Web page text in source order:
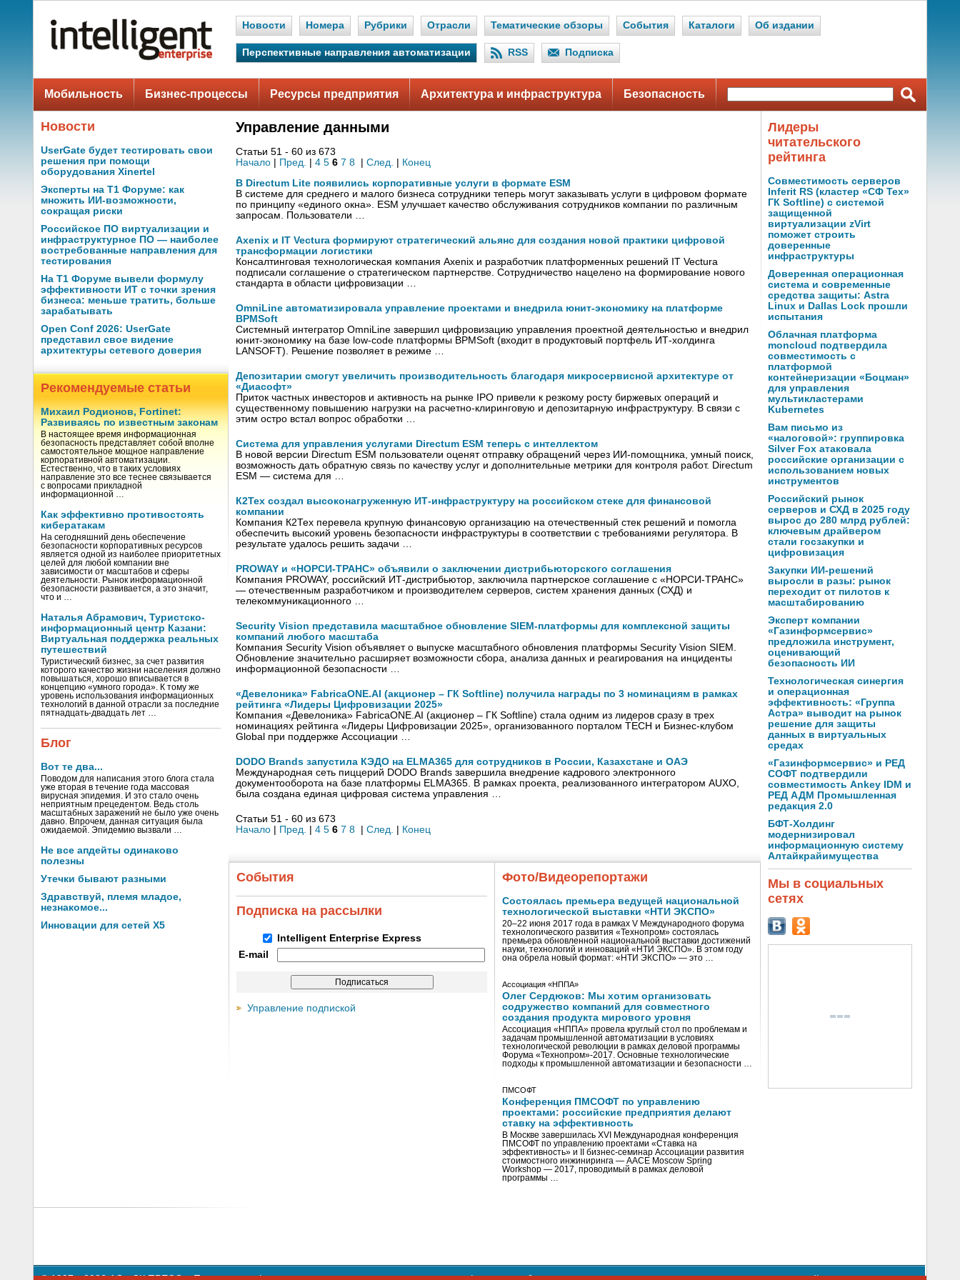
Новости Номера Рубрики Отрасли Тематические обзоры События Каталоги Об издании
Перспективные направления автоматизации RSS Подписка
Мобильность Бизнес-процессы Ресурсы предприятия Архитектура и инфраструктура Безопасность
Новости
UserGate будет тестировать свои
решения при помощи
оборудования Xinertel
Эксперты на Т1 Форуме: как
множить ИИ-возможности,
сокращая риски
Российское ПО виртуализации и
инфраструктурное ПО — наиболее
востребованные направления для
тестирования
На Т1 Форуме вывели формулу
эффективности ИТ с точки зрения
бизнеса: меньше тратить, больше
зарабатывать
Open Conf 2026: UserGate
представил свое видение
архитектуры сетевого доверия
Рекомендуемые статьи
Михаил Родионов, Fortinet:
Развиваясь по известным законам
В настоящее время информационная
безопасность представляет собой вполне
самостоятельное мощное направление
корпоративной автоматизации.
Естественно, что в таких условиях
направление это все теснее связывается
с вопросами прикладной
информационной …
Как эффективно противостоять
кибератакам
На сегодняшний день обеспечение
безопасности корпоративных ресурсов
является одной из наиболее приоритетных
целей для любой компании вне
зависимости от масштабов и сферы
деятельности. Рынок информационной
безопасности развивается, а это значит,
что и …
Наталья Абрамович, Туристско-
информационный центр Казани:
Виртуальная поддержка реальных
путешествий
Туристический бизнес, за счет развития
которого качество жизни населения должно
повышаться, хорошо вписывается в
концепцию «умного города». К тому же
уровень использования информационных
технологий в данной отрасли за последние
пятнадцать-двадцать лет …
Блог
Вот те два...
Поводом для написания этого блога стала
уже вторая в течение года массовая
вирусная эпидемия. И это стало очень
неприятным прецедентом. Ведь столь
масштабных заражений не было уже очень
давно. Впрочем, данная ситуация была
ожидаемой. Эпидемию вызвали …
Не все апдейты одинаково
полезны
Утечки бывают разными
Здравствуй, племя младое,
незнакомое...
Инновации для сетей X5
Управление данными
Статьи 51 - 60 из 673
Начало
Пред. 4 5 6 7 8 След.
Конец
В Directum Lite появились корпоративные услуги в формате ESM
В системе для среднего и малого бизнеса сотрудники теперь могут заказывать услуги в цифровом формате
по принципу «единого окна». ESM улучшает качество обслуживания сотрудников компании по различным
запросам. Пользователи …
Axenix и IT Vectura формируют стратегический альянс для создания новой практики цифровой
трансформации логистики
Консалтинговая технологическая компания Axenix и разработчик платформенных решений IT Vectura
подписали соглашение о стратегическом партнерстве. Сотрудничество нацелено на формирование нового
стандарта в области цифровизации …
OmniLine автоматизировала управление проектами и внедрила юнит-экономику на платформе
BPMSoft
Системный интегратор OmniLine завершил цифровизацию управления проектной деятельностью и внедрил
юнит-экономику на базе low-code платформы BPMSoft (входит в продуктовый портфель ИТ-холдинга
LANSOFT). Решение позволяет в режиме …
Депозитарии смогут увеличить производительность благодаря микросервисной архитектуре от
«Диасофт»
Приток частных инвесторов и активность на рынке IPO привели к резкому росту биржевых операций и
существенному повышению нагрузки на расчетно-клиринговую и депозитарную инфраструктуру. В связи с
этим остро встал вопрос обработки …
Система для управления услугами Directum ESM теперь с интеллектом
В новой версии Directum ESM пользователи оценят отправку обращений через ИИ-помощника, умный поиск,
возможность дать обратную связь по качеству услуг и дополнительные метрики для контроля работ. Directum
ESM — система для …
К2Тех создал высоконагруженную ИТ-инфраструктуру на российском стеке для финансовой
компании
Компания К2Тех перевела крупную финансовую организацию на отечественный стек решений и помогла
обеспечить высокий уровень безопасности инфраструктуры в соответствии с требованиями регулятора. В
результате удалось решить задачи …
PROWAY и «НОРСИ-ТРАНС» объявили о заключении дистрибьюторского соглашения
Компания PROWAY, российский ИТ-дистрибьютор, заключила партнерское соглашение с «НОРСИ-ТРАНС»
— отечественным разработчиком и производителем серверов, систем хранения данных (СХД) и
телекоммуникационного …
Security Vision представила масштабное обновление SIEM-платформы для комплексной защиты
компаний любого масштаба
Компания Security Vision объявляет о выпуске масштабного обновления платформы Security Vision SIEM.
Обновление значительно расширяет возможности сбора, анализа данных и реагирования на инциденты
информационной безопасности …
«Девелоника» FabricaONE.AI (акционер – ГК Softline) получила награды по 3 номинациям в рамках
рейтинга «Лидеры Цифровизации 2025»
Компания «Девелоника» FabricaONE.AI (акционер – ГК Softline) стала одним из лидеров сразу в трех
номинациях рейтинга «Лидеры Цифровизации 2025», организованного порталом TECH и Бизнес-клубом
Global при поддержке Ассоциации …
DODO Brands запустила КЭДО на ELMA365 для сотрудников в России, Казахстане и ОАЭ
Международная сеть пиццерий DODO Brands завершила внедрение кадрового электронного
документооборота на базе платформы ELMA365. В рамках проекта, реализованного интегратором AUXO,
была создана единая цифровая система управления …
Статьи 51 - 60 из 673
Начало | Пред. | 4 5 6 7 8 | След. | Конец
События
Подписка на рассылки
Intelligent Enterprise Express
E-mail
Управление подпиской
Фото/Видеорепортажи
Состоялась премьера ведущей национальной
технологической выставки «НТИ ЭКСПО»
20–22 июня 2017 года в рамках V Международного форума
технологического развития «Технопром» состоялась
премьера обновленной национальной выставки достижений
науки, технологий и инноваций «НТИ ЭКСПО». В этом году
она обрела новый формат: «НТИ ЭКСПО» — это …
Ассоциация «НППА»
Олег Сердюков: Мы хотим организовать
содружество компаний для совместного
создания продукта мирового уровня
Ассоциация «НППА» провела круглый стол по проблемам и
задачам промышленной автоматизации в условиях
технологической революции в рамках деловой программы
Форума «Технопром»-2017. Основные технологические
подходы к промышленной автоматизации и безопасности …
ПМСОФТ
Конференция ПМСОФТ по управлению
проектами: российские предприятия делают
ставку на эффективность
В Москве завершилась XVI Международная конференция
ПМСОФТ по управлению проектами «Ставка на
эффективность» и II бизнес-семинар Ассоциации развития
стоимостного инжиниринга — AACE Moscow Spring
Workshop — 2017, проводимый в рамках деловой
программы …
Лидеры
читательского
рейтинга
Совместимость серверов
Inferit RS (кластер «СФ Тех»
ГК Softline) с системой
защищенной
виртуализации zVirt
поможет строить
доверенные
инфраструктуры
Доверенная операционная
система и современные
средства защиты: Astra
Linux и Dallas Lock прошли
испытания
Облачная платформа
moncloud подтвердила
совместимость с
платформой
контейнеризации «Боцман»
для управления
мультикластерами
Kubernetes
Вам письмо из
«налоговой»: группировка
Silver Fox атаковала
российские организации с
использованием новых
инструментов
Российский рынок
серверов и СХД в 2025 году
вырос до 280 млрд рублей:
ключевым драйвером
стали госзакупки и
цифровизация
Закупки ИИ-решений
выросли в разы: рынок
переходит от пилотов к
масштабированию
Эксперт компании
«Газинформсервис»
предложила инструмент,
оценивающий
безопасность ИИ
Технологическая синергия
и операционная
эффективность: «Группа
Астра» выводит на рынок
решение для защиты
данных в виртуальных
средах
«Газинформсервис» и РЕД
СОФТ подтвердили
совместимость Ankey IDM и
РЕД АДМ Промышленная
редакция 2.0
БФТ-Холдинг
модернизировал
информационную систему
Алтайкрайимущества
Мы в социальных
сетях